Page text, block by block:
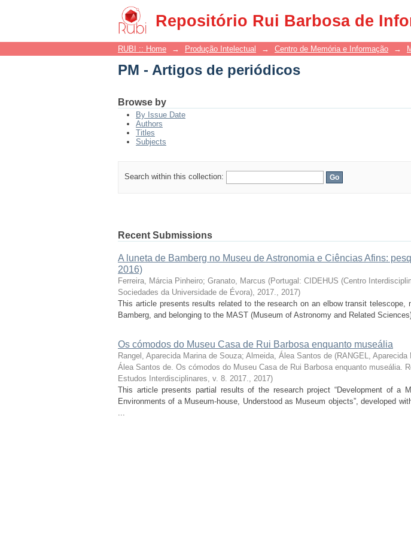
Repositório Rui Barbosa de
PM - Artigos de periódicos
RUBI :: Home → Produção Intelectual → Centro de Memória e Informação →
PM - Artigos de periódicos
Browse by
By Issue Date
Authors
Titles
Subjects
Search within this collection:
Recent Submissions
A luneta de Bamberg no Museu de Astronomia e Ciências Afins:
2016)
Ferreira, Márcia Pinheiro; Granato, Marcus (Portugal: CIDEHUS (Centro
Sociedades da Universidade de Évora), 2017., 2017)
This article presents results related to the research on an elbow transit telescope,
Bamberg, and belonging to the MAST (Museum of Astronomy and Related
Os cómodos do Museu Casa de Rui Barbosa enquanto museália
Rangel, Aparecida Marina de Souza; Almeida, Álea Santos de (RANGEL,
Álea Santos de. Os cómodos do Museu Casa de Rui Barbosa enquanto museália.
Estudos Interdisciplinares, v. 8. 2017., 2017)
This article presents partial results of the research project “Development of a
Environments of a Museum-house, Understood as Museum objects”, developed
...